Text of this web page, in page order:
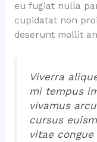
eu fugiat nulla
cupidatat non
deserunt mollit
Viverra
mi tempus
vivamus
cursus
vitae